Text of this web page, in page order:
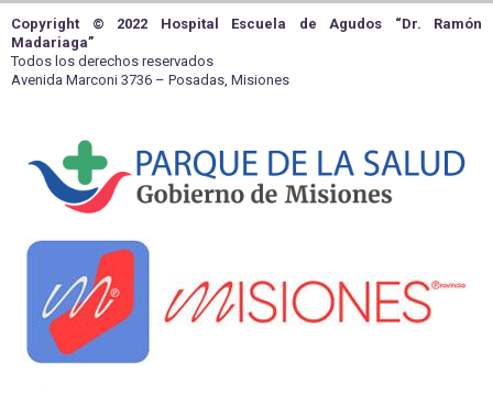
Copyright © 2022 Hospital Escuela de Agudos “Dr. Ramón
Madariaga”
Todos los derechos reservados
Avenida Marconi 3736 – Posadas, Misiones